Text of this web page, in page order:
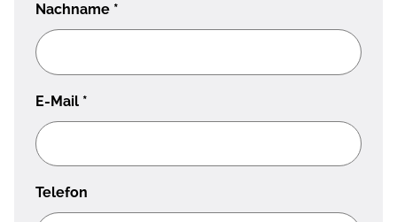
Nachname *
E-Mail *
Telefon